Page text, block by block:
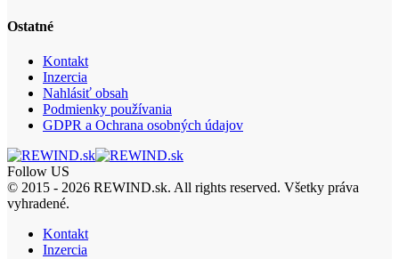
Ostatné
Kontakt
Inzercia
Nahlásiť obsah
Podmienky používania
GDPR a Ochrana osobných údajov
Follow US
© 2015 - 2026 REWIND.sk. All rights reserved. Všetky práva
vyhradené.
Kontakt
Inzercia